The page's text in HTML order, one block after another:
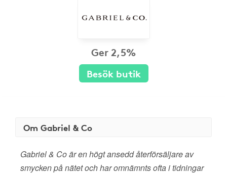
Ger 2,5%
Besök butik
Om Gabriel & Co
Gabriel & Co är en högt ansedd återförsäljare av
smycken på nätet och har omnämnts ofta i tidningar